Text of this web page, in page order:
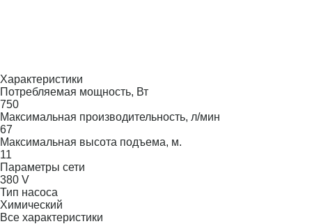
Характеристики
Потребляемая мощность, Вт
750
Максимальная производительность, л/мин
67
Максимальная высота подъема, м.
11
Параметры сети
380 V
Тип насоса
Химический
Все характеристики